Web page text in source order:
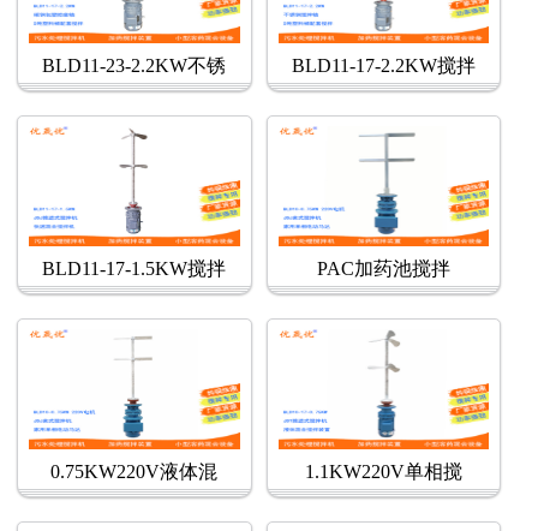
BLD11-23-2.2KW不锈 BLD11-17-2.2KW搅拌
BLD11-17-1.5KW搅拌 PAC加药池搅拌
0.75KW220V液体混 1.1KW220V单相搅